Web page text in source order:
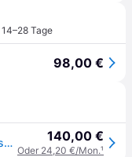
14–28 Tage
98,00 €
Grain Pendelleuchte Nature - Muuto - Esszimmer - Bambus 140,00 €
Oder 24,20 €/Mon.¹